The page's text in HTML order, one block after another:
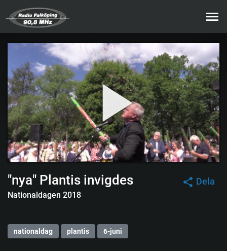
Dela
"nya" Plantis invigdes
Nationaldagen 2018
nationaldag plantis 6-juni